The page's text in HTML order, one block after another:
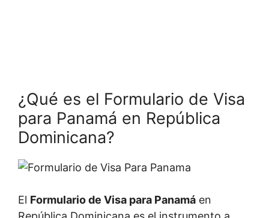
¿Qué es el Formulario de Visa
para Panamá en República
Dominicana?
El Formulario de Visa para Panamá en